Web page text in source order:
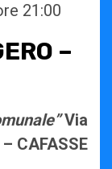
21:00
–
Via
CAFASSE